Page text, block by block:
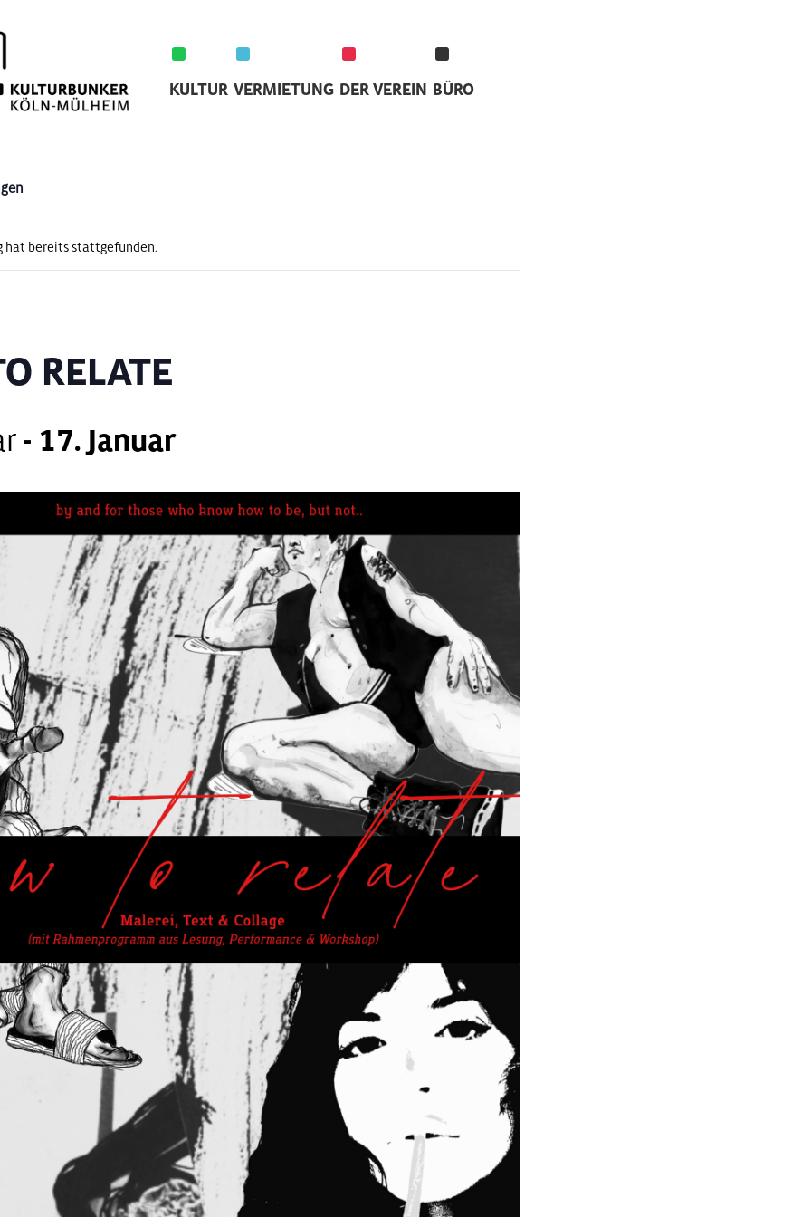
KULTUR VERMIETUNG DER VEREIN BÜRO
hat bereits stattgefunden.
RELATE
- 17. Januar